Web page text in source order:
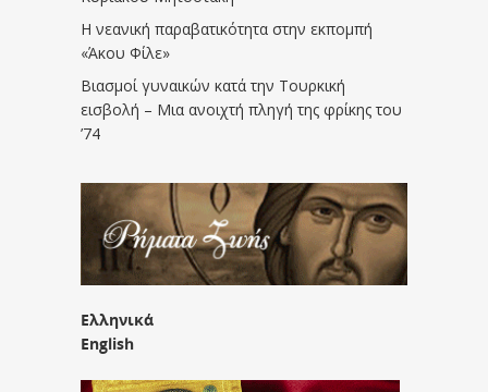
Η νεανική παραβατικότητα στην εκπομπή
«Άκου Φίλε»
Βιασμοί γυναικών κατά την Τουρκική
εισβολή – Μια ανοιχτή πληγή της φρίκης του
’74
Ελληνικά
English